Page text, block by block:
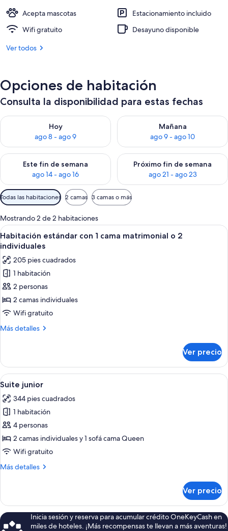
Acepta mascotas
Estacionamiento incluido
Wifi gratuito
Desayuno disponible
Ver todos
Opciones de habitación
Consulta la disponibilidad para estas fechas
Hoy
ago 8 - ago 9
Consulta la disponibilidad para hoy ago 8 - ago 9
Mañana
ago 9 - ago 10
Consulta la disponibilidad
Este fin de semana
ago 14 - ago 16
Consulta la disponibilidad para este fin de semana ago 14 -
Próximo fin de semana
ago 21 - ago 23
Consulta la disponibilidad
Filtros
disponibles
para
las
habitaciones
Todas las habitaciones 2 camas 3 camas o más
Mostrando 2 de 2 habitaciones
Abrir
todas
las
fotos
de
Habitación
estándar
con
1
o
individuales
Habitación de hotel moderna con
6
Habitación estándar con 1 cama matrimonial o 2
individuales
205 pies cuadrados
1 habitación
2 personas
2 camas individuales
Wifi gratuito
Más detalles
Más
estándar
con
1
matrimonial
o
individuales
Ver precio
Abrir
todas
las
fotos
de
Suite
junior
Una habitación de hotel moderna
4
Suite junior
344 pies cuadrados
1 habitación
4 personas
2 camas individuales y 1 sofá cama Queen
Wifi gratuito
Más detalles
Más
junior
Ver precio
Inicia sesión y reserva para acumular crédito OneKeyCash en
miles de hoteles. ¡Más recompensas te llevan a más aventuras!